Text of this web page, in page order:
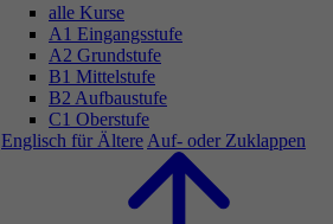
alle Kurse
A1 Eingangsstufe
A2 Grundstufe
B1 Mittelstufe
B2 Aufbaustufe
C1 Oberstufe
Englisch für Ältere Auf- oder Zuklappen